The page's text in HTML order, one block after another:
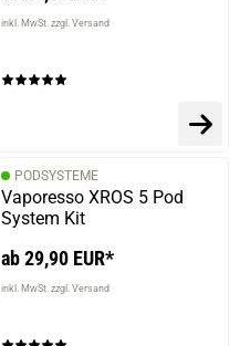
inkl. MwSt. zzgl. Versand
PODSYSTEME
Vaporesso XROS 5 Pod
System Kit
ab 29,90 EUR*
inkl. MwSt. zzgl. Versand